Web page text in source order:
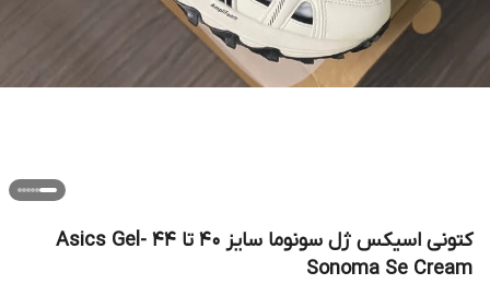
کتونی اسیکس ژل سونوما سایز ۴۰ تا ۴۴ Asics Gel-
Sonoma Se Cream